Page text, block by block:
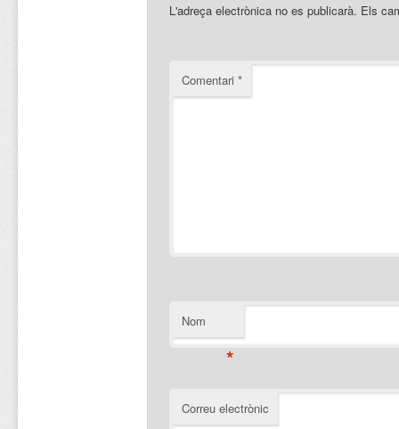
L'adreça electrònica no es publicarà. Els
Comentari *
Nom
*
Correu electrònic